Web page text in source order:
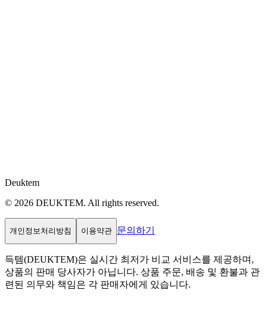
Deuktem
© 2026 DEUKTEM. All rights reserved.
개인정보처리방침 이용약관 문의하기
득템(DEUKTEM)은 실시간 최저가 비교 서비스를 제공하며,
상품의 판매 당사자가 아닙니다. 상품 주문, 배송 및 환불과 관
련된 의무와 책임은 각 판매자에게 있습니다.